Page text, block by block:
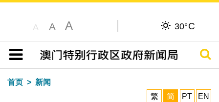
A A A 30°C
目录
搜寻
首页
新闻
繁
简 PT EN